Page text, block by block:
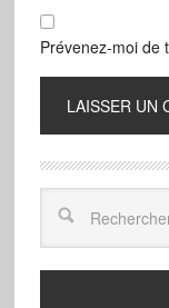
Prévenez-moi de